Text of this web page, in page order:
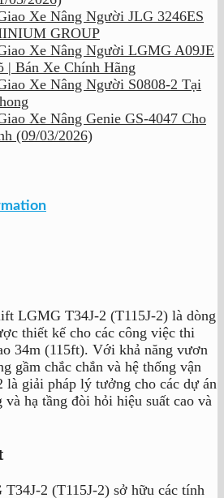
Xe Nâng Người JLG 3246ES
GROUP
Xe Nâng Người LGMG A09JE
| Bán Xe Chính Hãng
Xe Nâng Người S0808-2 Tại
Xe Nâng Genie GS-4047 Cho
(09/03/2026)
LGMG T34J-2 (T115J-2) là dòng
thiết kế cho các công việc thi
34m (115ft). Với khả năng vươn
gầm chắc chắn và hệ thống vận
là giải pháp lý tưởng cho các dự án
hạ tầng đòi hỏi hiệu suất cao và
2 (T115J-2) sở hữu các tính